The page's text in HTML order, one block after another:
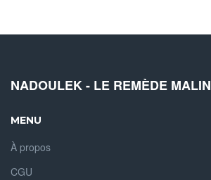
NADOULEK - LE REMÈDE MALIN
MENU
À propos
CGU